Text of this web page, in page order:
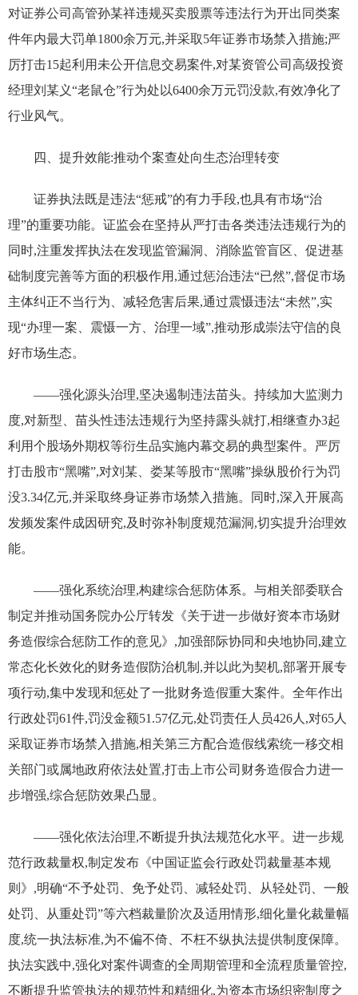
对证券公司高管孙某祥违规买卖股票等违法行为开出同类案
件年内最大罚单1800余万元,并采取5年证券市场禁入措施;严
厉打击15起利用未公开信息交易案件,对某资管公司高级投资
经理刘某义“老鼠仓”行为处以6400余万元罚没款,有效净化了
行业风气。
四、提升效能:推动个案查处向生态治理转变
证券执法既是违法“惩戒”的有力手段,也具有市场“治
理”的重要功能。证监会在坚持从严打击各类违法违规行为的
同时,注重发挥执法在发现监管漏洞、消除监管盲区、促进基
础制度完善等方面的积极作用,通过惩治违法“已然”,督促市场
主体纠正不当行为、减轻危害后果,通过震慑违法“未然”,实
现“办理一案、震慑一方、治理一域”,推动形成崇法守信的良
好市场生态。
——强化源头治理,坚决遏制违法苗头。持续加大监测力
度,对新型、苗头性违法违规行为坚持露头就打,相继查办3起
利用个股场外期权等衍生品实施内幕交易的典型案件。严厉
打击股市“黑嘴”,对刘某、娄某等股市“黑嘴”操纵股价行为罚
没3.34亿元,并采取终身证券市场禁入措施。同时,深入开展高
发频发案件成因研究,及时弥补制度规范漏洞,切实提升治理效
能。
——强化系统治理,构建综合惩防体系。与相关部委联合
制定并推动国务院办公厅转发《关于进一步做好资本市场财
务造假综合惩防工作的意见》,加强部际协同和央地协同,建立
常态化长效化的财务造假防治机制,并以此为契机,部署开展专
项行动,集中发现和惩处了一批财务造假重大案件。全年作出
行政处罚61件,罚没金额51.57亿元,处罚责任人员426人,对65人
采取证券市场禁入措施,相关第三方配合造假线索统一移交相
关部门或属地政府依法处置,打击上市公司财务造假合力进一
步增强,综合惩防效果凸显。
——强化依法治理,不断提升执法规范化水平。进一步规
范行政裁量权,制定发布《中国证监会行政处罚裁量基本规
则》,明确“不予处罚、免予处罚、减轻处罚、从轻处罚、一般
处罚、从重处罚”等六档裁量阶次及适用情形,细化量化裁量幅
度,统一执法标准,为不偏不倚、不枉不纵执法提供制度保障。
执法实践中,强化对案件调查的全周期管理和全流程质量管控,
不断提升监管执法的规范性和精细化,为资本市场织密制度之